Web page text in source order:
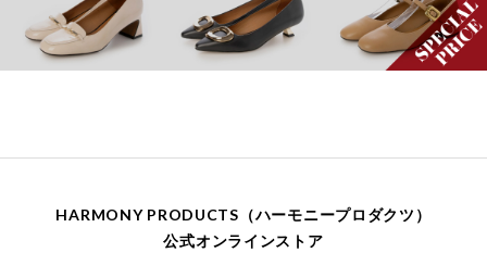
HARMONY PRODUCTS（ハーモニープロダクツ）
公式オンラインストア